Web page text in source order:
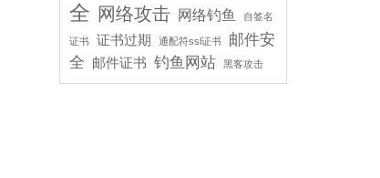
全 网络攻击 网络钓鱼 自签名
证书 证书过期 通配符ssl证书
邮件安
全
邮件证书 钓鱼网站 黑客攻击